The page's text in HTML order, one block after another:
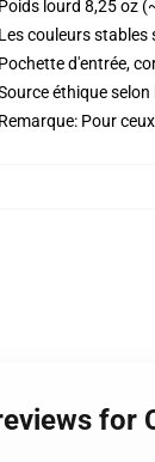
Poids lourd 8,25 oz
Les couleurs stables
Pochette d'entrée,
éthique
Remarque: Pour
for